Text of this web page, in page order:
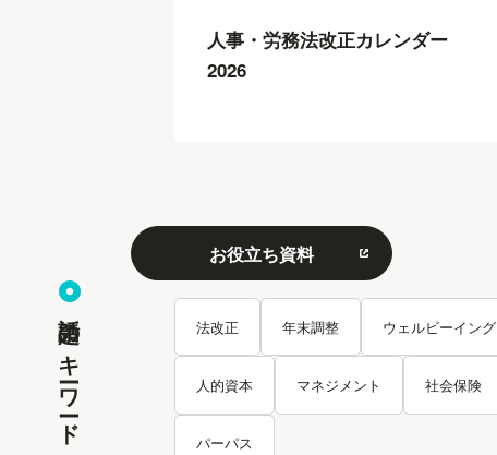
人事・労務法改正カレンダー
2026
お役立ち資料
話題のキーワード 法改正 年末調整 ウェルビーイング
人的資本 マネジメント 社会保険
パーパス